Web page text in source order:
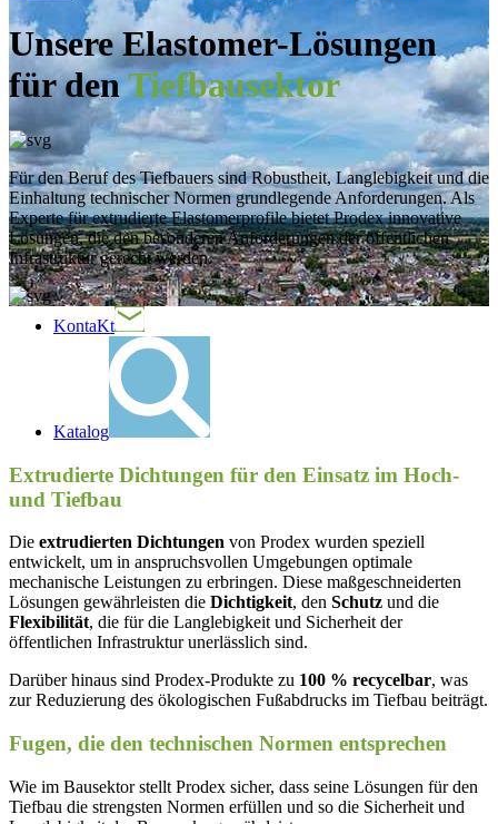
Unsere Elastomer-Lösungen
für denTiefbausektor
Für den Beruf des Tiefbauers sind Robustheit, Langlebigkeit und die
Einhaltung technischer Normen grundlegende Anforderungen. Als
Experte für extrudierte Elastomerprofile bietet Prodex innovative
Lösungen, die den besonderen Anforderungen der öffentlichen
Infrastruktur gerecht werden.
KontaKt
Katalog
Extrudierte Dichtungen für den Einsatz im Hoch-
und Tiefbau
Die extrudierten Dichtungen von Prodex wurden speziell
entwickelt, um in anspruchsvollen Umgebungen optimale
mechanische Leistungen zu erbringen. Diese maßgeschneiderten
Lösungen gewährleisten die Dichtigkeit, den Schutz und die
Flexibilität, die für die Langlebigkeit und Sicherheit der
öffentlichen Infrastruktur unerlässlich sind.
Darüber hinaus sind Prodex-Produkte zu 100 % recycelbar, was
zur Reduzierung des ökologischen Fußabdrucks im Tiefbau beiträgt.
Fugen, die den technischen Normen entsprechen
Wie im Bausektor stellt Prodex sicher, dass seine Lösungen für den
Tiefbau die strengsten Normen erfüllen und so die Sicherheit und